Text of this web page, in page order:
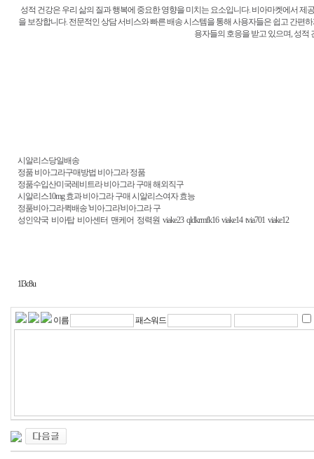
성적 건강은 우리 삶의 질과 행복에 중요한 영향을 미치는 요소입니다. 비아마켓에서
을 보장합니다. 전문적인 상담 서비스와 빠른 배송 시스템을 통해 사용자들은 쉽고 간편
용자들의 호응을 받고 있으며, 성적
시알리스당일배송
정품 비아그라구매방법 비아그라 정품
정품수입산미국레비트라 비아그라 구매 해외직구
시알리스10mg 효과 비아그라 구매 시알리스여자 효능
정품비아그라퀵배송 '비아그라'비아그라 구
성인약국 비아탑 비아센터 맨케어 정력원 viake23 qldkrmfk16 viake14 tvia701 viake12
1l3c8u
이름 패스워드